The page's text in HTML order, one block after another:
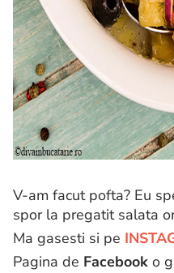
V-am facut pofta? Eu
spor la pregatit salata
Ma gasesti si pe
Pagina de Facebook o